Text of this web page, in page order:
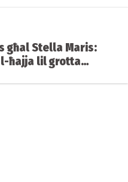
għal Stella Maris:
ħajja lil grotta